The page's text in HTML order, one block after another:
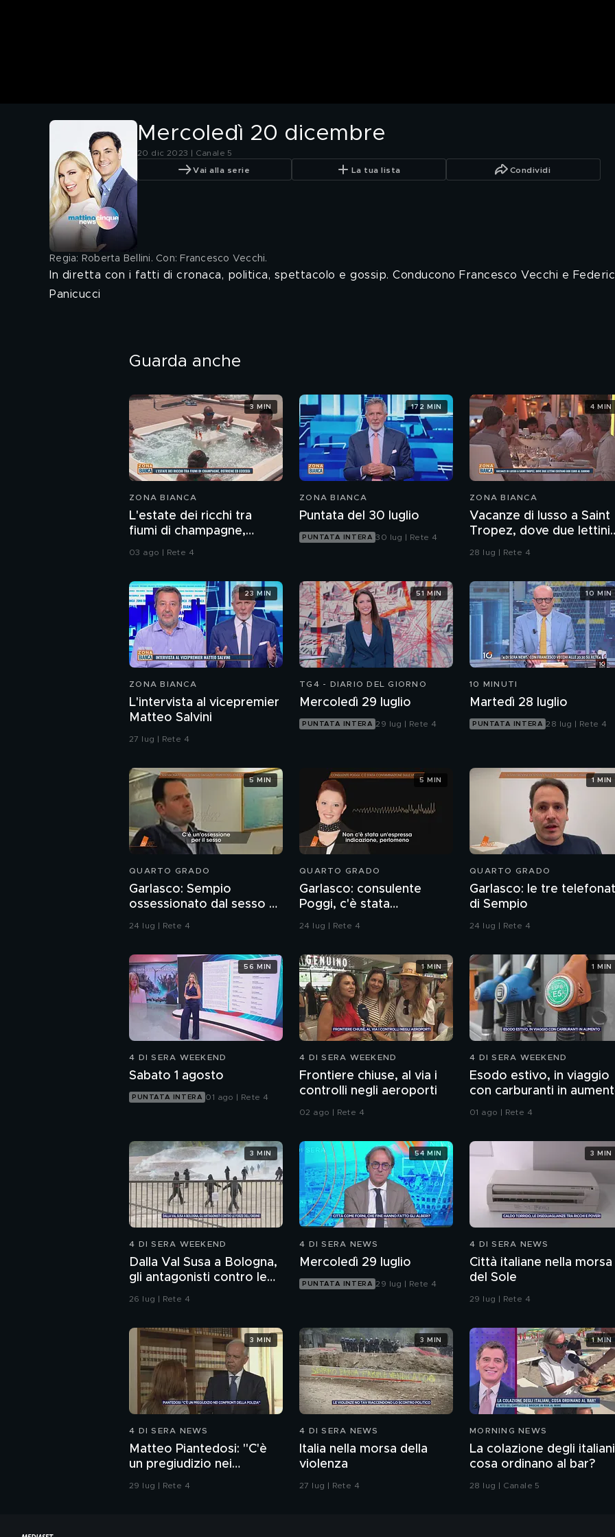
Mercoledì 20 dicembre
20 dic 2023 | Canale 5
Vai alla serie La tua lista Condividi
Regia: Roberta Bellini. Con: Francesco Vecchi.
In diretta con i fatti di cronaca, politica, spettacolo e gossip. Conducono Francesco Vecchi e
Panicucci
Guarda anche
ZONA BIANCA
L'estate dei ricchi tra
fiumi di champagne,
ostriche ed eccessi
03 ago | Rete 4
3 MIN
ZONA BIANCA
Puntata del 30 luglio
PUNTATA INTERA 30 lug | Rete 4
172 MIN
ZONA BIANCA
Vacanze di lusso a Saint
Tropez, dove due lettini
costano 800 euro al
28 lug | Rete 4
4 MIN
ZONA BIANCA
L'intervista al vicepremier
Matteo Salvini
27 lug | Rete 4
23 MIN
TG4 - DIARIO DEL GIORNO
Mercoledì 29 luglio
PUNTATA INTERA 29 lug | Rete 4
51 MIN
10 MINUTI
Martedì 28 luglio
PUNTATA INTERA 28 lug | Rete 4
10 MIN
QUARTO GRADO
Garlasco: Sempio
ossessionato dal sesso o
ragazzo rispettoso?
24 lug | Rete 4
5 MIN
QUARTO GRADO
Garlasco: consulente
Poggi, c'è stata
contaminazione sulle
24 lug | Rete 4
5 MIN
QUARTO GRADO
Garlasco: le tre
di Sempio
24 lug | Rete 4
1 MIN
4 DI SERA WEEKEND
Sabato 1 agosto
PUNTATA INTERA 01 ago | Rete 4
56 MIN
4 DI SERA WEEKEND
Frontiere chiuse, al via i
controlli negli aeroporti
02 ago | Rete 4
1 MIN
4 DI SERA WEEKEND
Esodo estivo, in viaggio
con carburanti in
01 ago | Rete 4
1 MIN
4 DI SERA WEEKEND
Dalla Val Susa a Bologna,
gli antagonisti contro le
forze dell'ordine
26 lug | Rete 4
3 MIN
4 DI SERA NEWS
Mercoledì 29 luglio
PUNTATA INTERA 29 lug | Rete 4
54 MIN
4 DI SERA NEWS
Città italiane nella morsa
del Sole
29 lug | Rete 4
3 MIN
4 DI SERA NEWS
Matteo Piantedosi: "C'è
un pregiudizio nei
confronti della polizia"
29 lug | Rete 4
3 MIN
4 DI SERA NEWS
Italia nella morsa della
violenza
27 lug | Rete 4
3 MIN
MORNING NEWS
La colazione degli
cosa ordinano al bar?
28 lug | Canale 5
1 MIN